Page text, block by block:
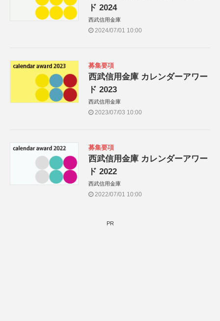
ド 2024
西武信用金庫
2024/07/01 10:00
募集要項
西武信用金庫 カレンダーアワー
ド 2023
西武信用金庫
2023/07/03 10:00
募集要項
西武信用金庫 カレンダーアワー
ド 2022
西武信用金庫
2022/07/01 10:00
PR